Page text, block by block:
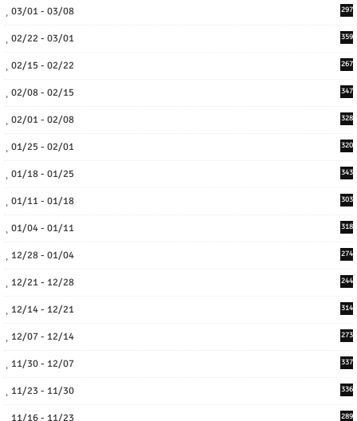
03/01 - 03/08 297
02/22 - 03/01 359
02/15 - 02/22 267
02/08 - 02/15 347
02/01 - 02/08 328
01/25 - 02/01 320
01/18 - 01/25 343
01/11 - 01/18 303
01/04 - 01/11 318
12/28 - 01/04 274
12/21 - 12/28 244
12/14 - 12/21 314
12/07 - 12/14 273
11/30 - 12/07 337
11/23 - 11/30 336
11/16 - 11/23 289